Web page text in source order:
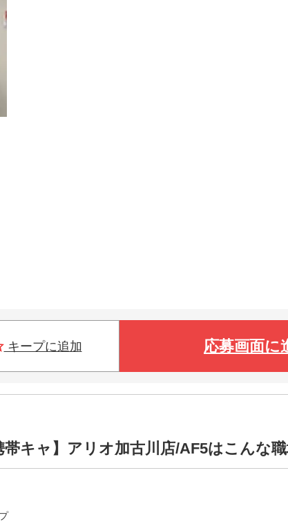
キープに追加 応募画面に
キャ】アリオ加古川店/AF5はこんな職